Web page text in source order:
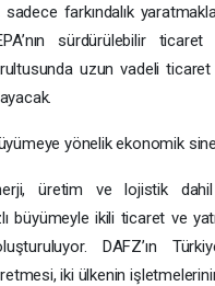
farkındalık
sürdürülebilir ticaret
uzun vadeli
yönelik ekonomik
üretim ve lojistik
büyümeyle ikili ticaret ve
DAFZ’ın
iki ülkenin